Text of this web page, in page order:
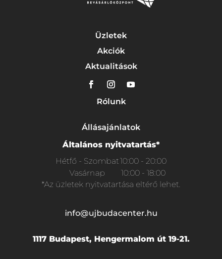
Üzletek
Akciók
Aktualitások
Rólunk
Állásajánlatok
Általános nyitvatartás*
Hétfő - Szombat10:00 - 20:00
Vasárnap
10:00 - 18:00
*Az üzletek nyitvatartása eltérő lehet.
info@ujbudacenter.hu
1117 Budapest, Hengermalom út 19-21.